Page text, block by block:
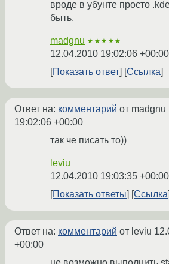
вроде в убунте просто
быть.
madgnu ★★★★★
12.04.2010 19:02:06 +00:00
Показать ответ
Ссылка
Ответ на: комментарий от madgnu
19:02:06 +00:00
так че писать то))
leviu
12.04.2010 19:03:35 +00:00
Показать ответы Ссылка
Ответ на: комментарий от leviu
+00:00